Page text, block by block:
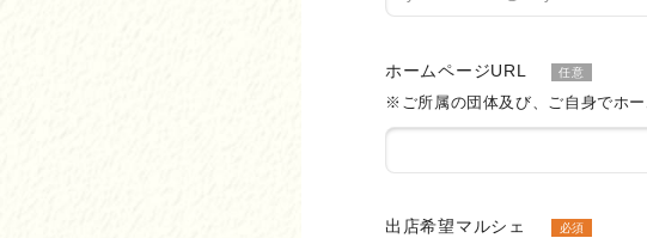
ホームページURL 任意
※ご所属の団体及び、ご自身でホ
出店希望マルシェ 必須